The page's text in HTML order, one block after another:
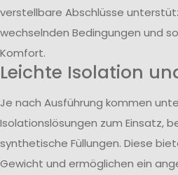
verstellbare Abschlüsse
wechselnden Bedingungen und
Komfort.
Leichte Isolation
Je nach Ausführung kommen
Isolationslösungen zum Einsatz,
synthetische Füllungen. Diese
Gewicht und ermöglichen ein